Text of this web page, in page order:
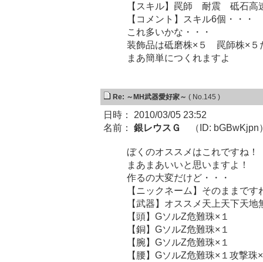
【スキル】罠師 耐震 砥石
【コメント】スキル6個・・・
これ多いかな・・・
装飾品は砥磨株×５ 罠師株×５
まあ簡単につくれますよ
Re: ～MH武器愛好家～ ( No.145 )
日時： 2010/03/05 23:52
名前： 銀レウスＧ （ID: bGBwKjpn
ぼくのオススメはこれですね！
まあまあいいと思いますよ！
作るの大変だけど・・・
【ニックネーム】そのままです
【武器】オススメ天上天下天
【頭】GソルZ危難珠×１
【銅】GソルZ危難珠×１
【腕】GソルZ危難珠×１
【腰】GソルZ危難珠×１攻撃珠